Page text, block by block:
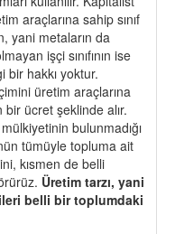
araçlarına sahip sınıf
yani metaların da
işçi sınıfının ise
hakkı yoktur.
üretim araçlarına
bir ücret şeklinde alır.
bulunmadığı
tümüyle topluma ait
kısmen de belli
Üretim tarzı, yani
belli bir toplumdaki